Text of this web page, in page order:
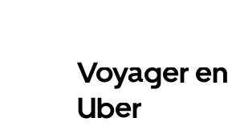
Voyager
Uber